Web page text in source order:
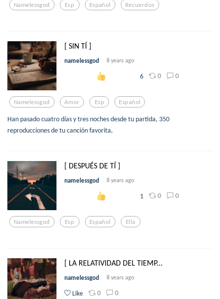
Namelessgod Esp Español Recuerdos
[ SIN TÍ ]
namelessgod 8 years ago
6 0 0
Namelessgod Amor Esp Español
Han pasado cuatro días y tres noches desde tu partida, 350
reproducciones de tu canción favorita,
[ DESPUÉS DE TÍ ]
namelessgod 8 years ago
1 0 0
Namelessgod Esp Español Ella
[ LA RELATIVIDAD DEL TIEMP...
namelessgod 8 years ago
Like 0 0